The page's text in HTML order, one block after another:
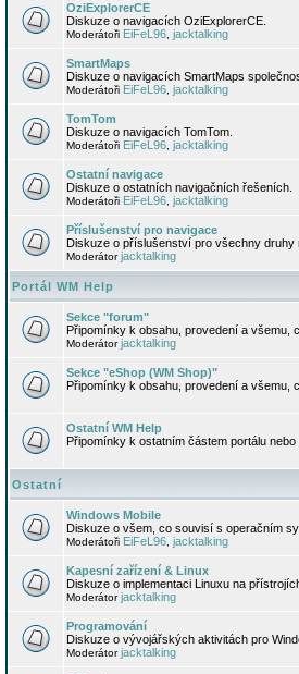
OziExplorerCE
Diskuze o navigacích OziExplorerCE.
Moderátoři EiFeL96 jacktalking
SmartMaps
Diskuze o navigacích SmartMaps
Moderátoři EiFeL96 jacktalking
TomTom
Diskuze o navigacích TomTom.
Moderátoři EiFeL96 jacktalking
Ostatní navigace
Diskuze o ostatních navigačních řešeních.
Moderátoři EiFeL96 jacktalking
Příslušenství pro navigace
Diskuze o příslušenství pro všechny druhy
Moderátorjacktalking
Portál WM Help
Sekce "forum"
Připomínky k obsahu, provedení a všemu,
Moderátorjacktalking
Sekce "eShop (WM Shop)"
Připomínky k obsahu, provedení a všemu,
Ostatní WM Help
Připomínky k ostatním částem portálu nebo
Ostatní
Windows Mobile
Diskuze o všem, co souvisí s operačním
Moderátoři EiFeL96 jacktalking
Kapesní zařízení & Linux
Diskuze o implementaci Linuxu na
Moderátorjacktalking
Programování
Diskuze o vývojářských aktivitách pro
Moderátorjacktalking